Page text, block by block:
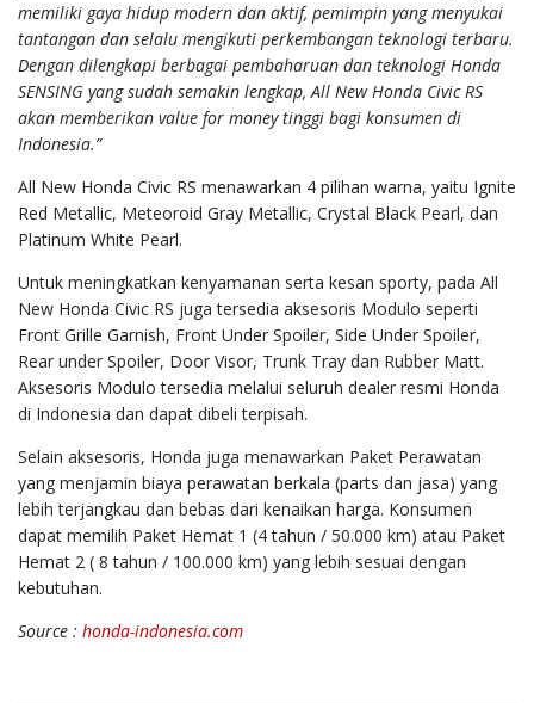
memiliki gaya hidup modern dan aktif, pemimpin yang menyukai
tantangan dan selalu mengikuti perkembangan teknologi terbaru.
Dengan dilengkapi berbagai pembaharuan dan teknologi Honda
SENSING yang sudah semakin lengkap, All New Honda Civic RS
akan memberikan value for money tinggi bagi konsumen di
Indonesia.”
All New Honda Civic RS menawarkan 4 pilihan warna, yaitu Ignite
Red Metallic, Meteoroid Gray Metallic, Crystal Black Pearl, dan
Platinum White Pearl.
Untuk meningkatkan kenyamanan serta kesan sporty, pada All
New Honda Civic RS juga tersedia aksesoris Modulo seperti
Front Grille Garnish, Front Under Spoiler, Side Under Spoiler,
Rear under Spoiler, Door Visor, Trunk Tray dan Rubber Matt.
Aksesoris Modulo tersedia melalui seluruh dealer resmi Honda
di Indonesia dan dapat dibeli terpisah.
Selain aksesoris, Honda juga menawarkan Paket Perawatan
yang menjamin biaya perawatan berkala (parts dan jasa) yang
lebih terjangkau dan bebas dari kenaikan harga. Konsumen
dapat memilih Paket Hemat 1 (4 tahun / 50.000 km) atau Paket
Hemat 2 ( 8 tahun / 100.000 km) yang lebih sesuai dengan
kebutuhan.
Source : honda-indonesia.com